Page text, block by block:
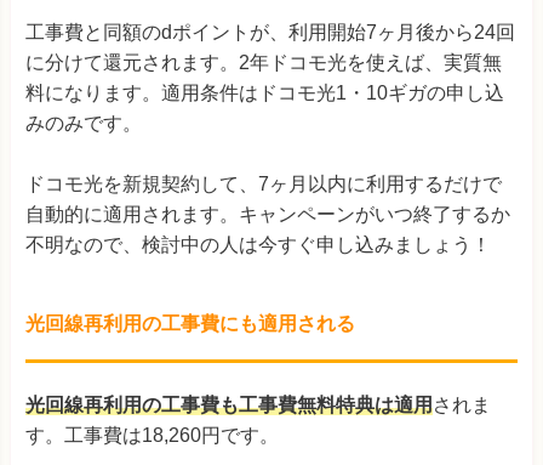
工事費と同額のdポイントが、利用開始7ヶ月後から24回
に分けて還元されます。2年ドコモ光を使えば、実質無
料になります。適用条件はドコモ光1・10ギガの申し込
みのみです。
ドコモ光を新規契約して、7ヶ月以内に利用するだけで
自動的に適用されます。キャンペーンがいつ終了するか
不明なので、検討中の人は今すぐ申し込みましょう！
光回線再利用の工事費にも適用される
光回線再利用の工事費も工事費無料特典は適用されま
す。工事費は18,260円です。